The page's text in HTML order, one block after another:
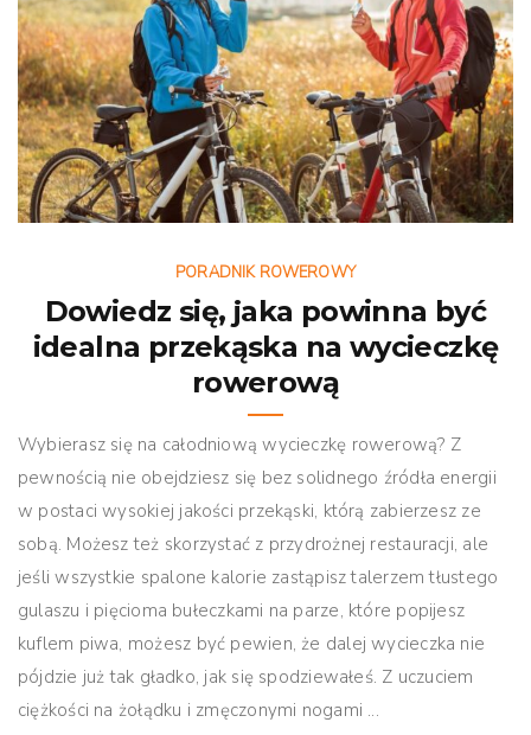
PORADNIK ROWEROWY
Dowiedz się, jaka powinna być
idealna przekąska na wycieczkę
rowerową
Wybierasz się na całodniową wycieczkę rowerową? Z
pewnością nie obejdziesz się bez solidnego źródła energii
w postaci wysokiej jakości przekąski, którą zabierzesz ze
sobą. Możesz też skorzystać z przydrożnej restauracji, ale
jeśli wszystkie spalone kalorie zastąpisz talerzem tłustego
gulaszu i pięcioma bułeczkami na parze, które popijesz
kuflem piwa, możesz być pewien, że dalej wycieczka nie
pójdzie już tak gładko, jak się spodziewałeś. Z uczuciem
ciężkości na żołądku i zmęczonymi nogami ...